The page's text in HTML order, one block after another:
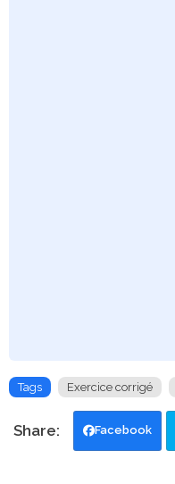
Tags Exercice corrigé
Facebook